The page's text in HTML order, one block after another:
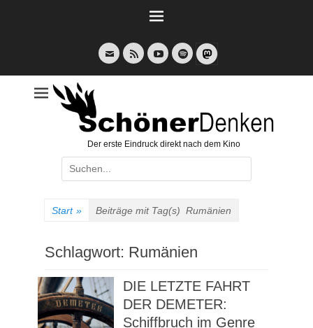
E-
Mail
Feed YouTubeSpotify
Der erste Eindruck direkt nach dem Kino
Suche
nach:
Start » Beiträge mit Tag(s) Rumänien
Schlagwort: Rumänien
DIE LETZTE FAHRT
DER DEMETER:
Schiffbruch im Genre